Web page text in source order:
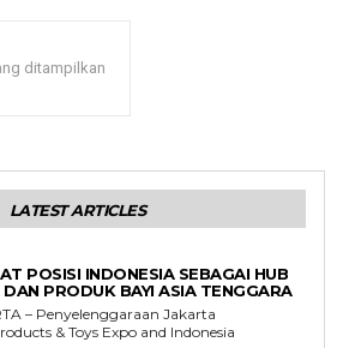
ditampilkan
LATEST ARTICLES
POSISI INDONESIA SEBAGAI HUB
PRODUK BAYI ASIA TENGGARA
– Penyelenggaraan Jakarta
& Toys Expo and Indonesia